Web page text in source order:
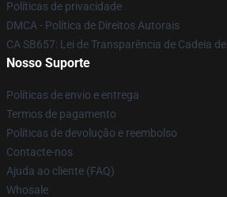
Políticas de privacidade
DMCA - Política de Direitos Autorais
CA SB657: Lei de Transparência de Cadeia
Nosso Suporte
Políticas de envio e entrega
Termos de pagamento
Políticas de devolução e reembolso
Contacte-nos
Ajuda ao cliente (FAQ)
Whosale